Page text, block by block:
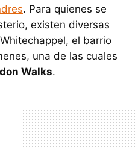
. Para quienes se
existen diversas
el barrio
una de las cuales
Walks.